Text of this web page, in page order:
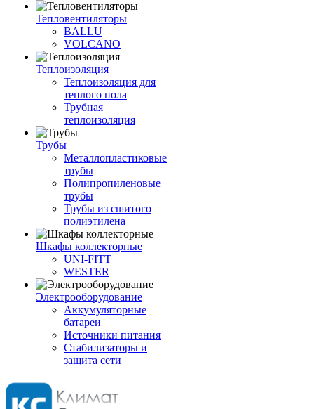
Тепловентиляторы
BALLU
VOLCANO
Теплоизоляция
Теплоизоляция для
теплого пола
Трубная
теплоизоляция
Трубы
Металлопластиковые
трубы
Полипропиленовые
трубы
Трубы из сшитого
полиэтилена
Шкафы коллекторные
UNI-FITT
WESTER
Электрооборудование
Аккумуляторные
батареи
Источники питания
Стабилизаторы и
защита сети